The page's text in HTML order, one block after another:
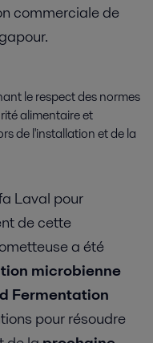
commerciale de
le respect des normes
alimentaire et
de l'installation et de la
Laval pour
de cette
a été
microbienne
Fermentation
pour résoudre